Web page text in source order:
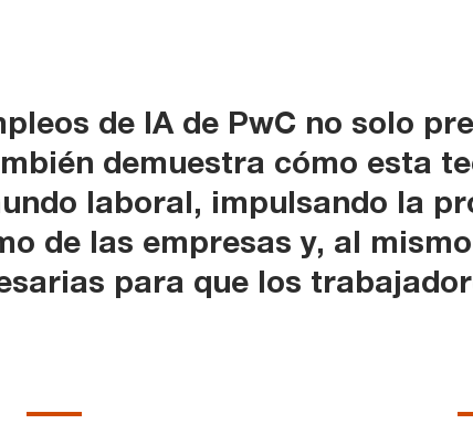
de IA de PwC no solo
demuestra cómo esta
laboral, impulsando la
de las empresas y, al
para que los